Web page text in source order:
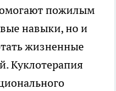
пожилым
навыки, но и
жизненные
Куклотерапия